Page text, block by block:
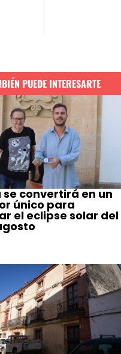
PUEDE INTERESARTE
se convertirá en un
único para
el eclipse solar del